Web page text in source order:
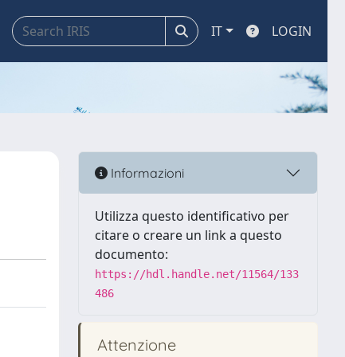
IT LOGIN
Informazioni
Utilizza questo identificativo per
citare o creare un link a questo
documento:
https://hdl.handle.net/11564/133
486
Attenzione